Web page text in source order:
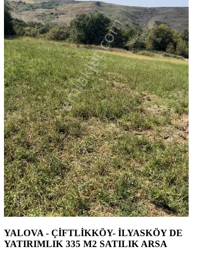
YALOVA - ÇİFTLİKKÖY- İLYASKÖY DE
YATIRIMLIK 335 M2 SATILIK ARSA